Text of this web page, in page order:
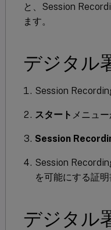
と、Session
ます。
デジタル
Session
スタート メニュー
Session
Session
を可能にする証明
デジタル